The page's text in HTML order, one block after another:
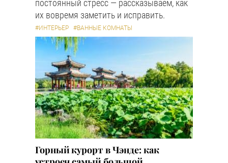
постоянный стресс — рассказываем, как
их вовремя заметить и исправить.
#ИНТЕРЬЕР #ВАННЫЕ КОМНАТЫ
Горный курорт в Чэнде: как